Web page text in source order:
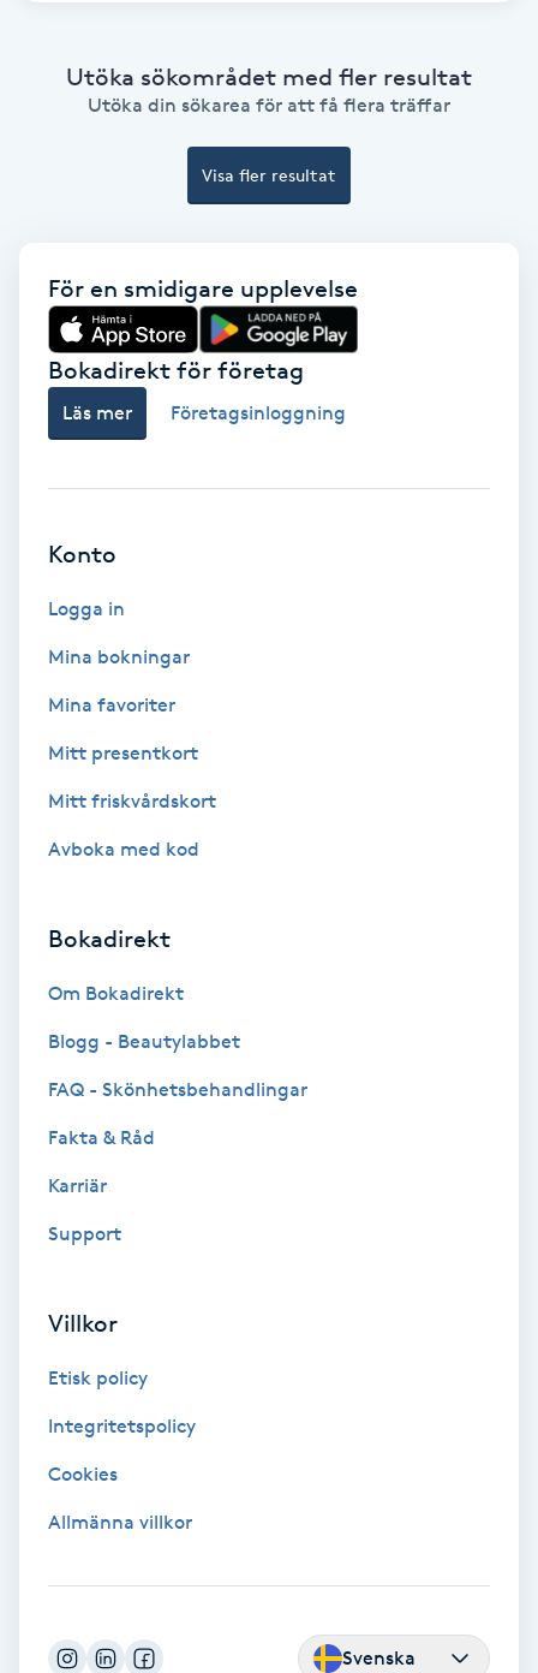
Hypnos
Hårförlängning
Hårvård
Hälsprickor
IPL hårborttagning
Katun fransar
Keratinbehandling
Kinesiologi
Kinesisk medicin
Kiropraktik
Klippning
Klippning & Slingor
Klippning ungdom
Utöka sökområdet med fler resultat
Utöka din sökarea för att få flera träffar
Visa fler resultat
För en smidigare upplevelse
Bokadirekt för företag
Läs mer Företagsinloggning
Konto
Logga in
Mina bokningar
Mina favoriter
Mitt presentkort
Mitt friskvårdskort
Avboka med kod
Bokadirekt
Om Bokadirekt
Blogg - Beautylabbet
FAQ - Skönhetsbehandlingar
Fakta & Råd
Karriär
Support
Villkor
Etisk policy
Integritetspolicy
Cookies
Allmänna villkor
Svenska